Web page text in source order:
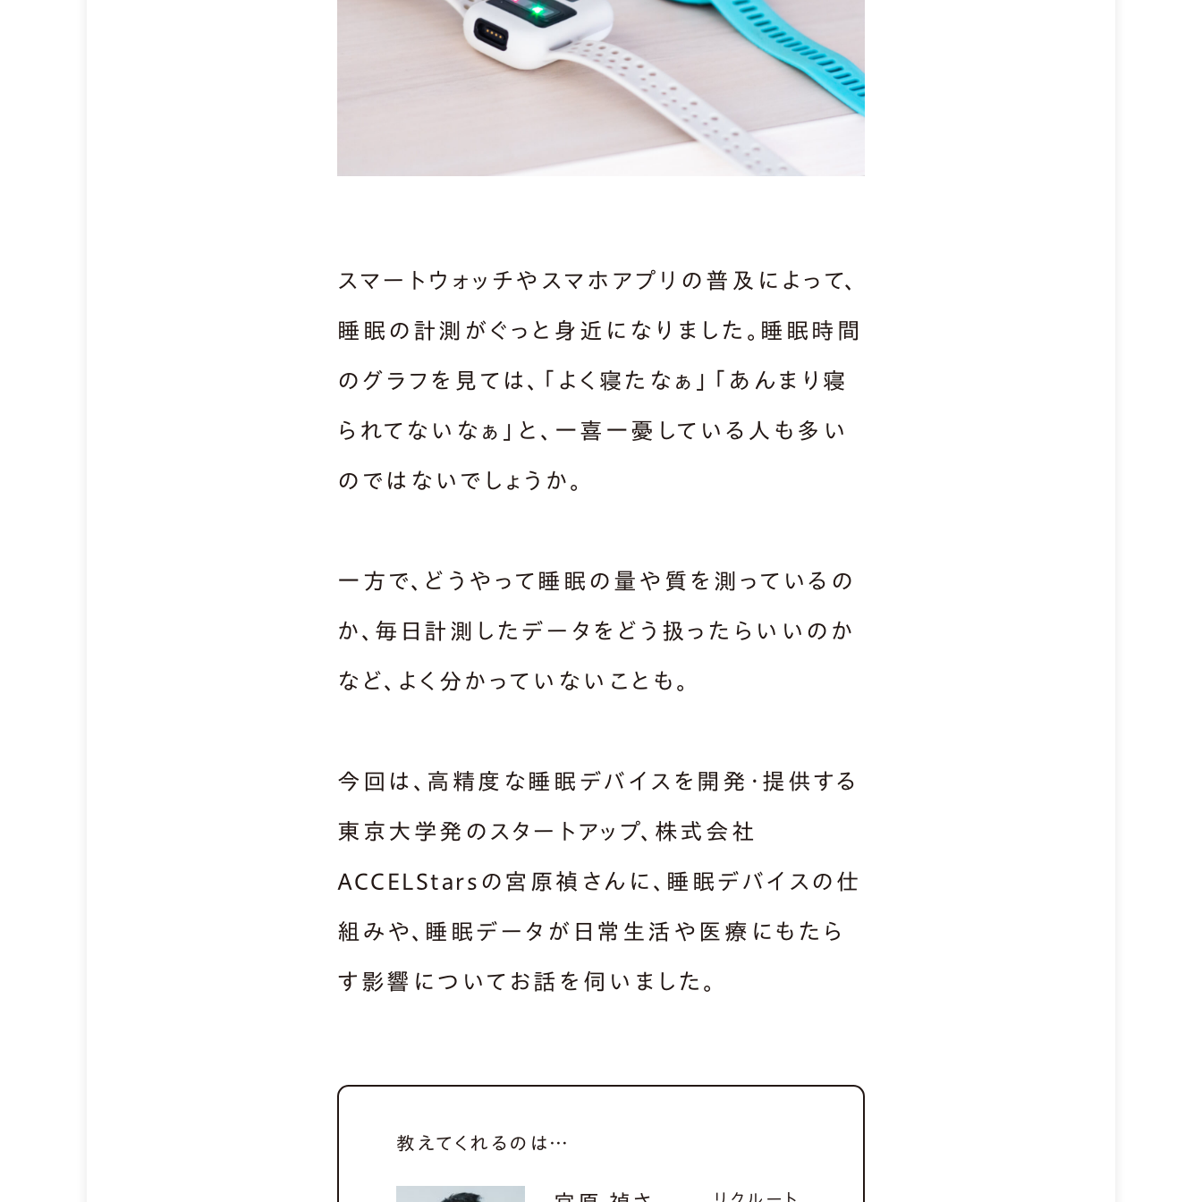
スマートウォッチやスマホアプリの普及によって、
睡眠の計測がぐっと身近になりました。睡眠時間
のグラフを見ては、「よく寝たなぁ」「あんまり寝
られてないなぁ」と、一喜一憂している人も多い
のではないでしょうか。
一方で、どうやって睡眠の量や質を測っているの
か、毎日計測したデータをどう扱ったらいいのか
など、よく分かっていないことも。
今回は、高精度な睡眠デバイスを開発・提供する
東京大学発のスタートアップ、株式会社
ACCELStarsの宮原禎さんに、睡眠デバイスの仕
組みや、睡眠データが日常生活や医療にもたら
す影響についてお話を伺いました。
教えてくれるのは…